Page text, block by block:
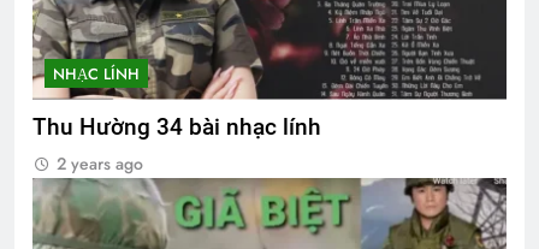
NHẠC LÍNH
Thu Hường 34 bài nhạc lính
2 years ago